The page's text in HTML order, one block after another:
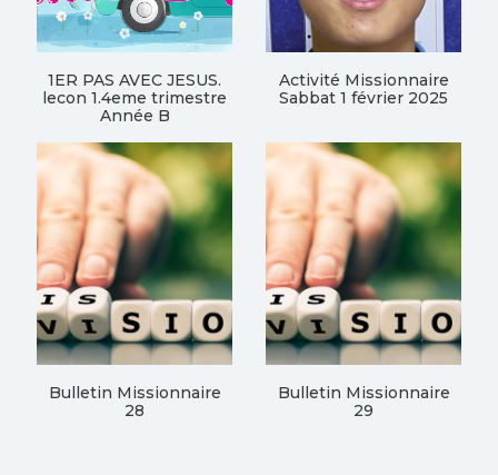
1ER PAS AVEC JESUS.
lecon 1.4eme trimestre
Année B
Activité Missionnaire
Sabbat 1 février 2025
Bulletin Missionnaire
28
Bulletin Missionnaire
29